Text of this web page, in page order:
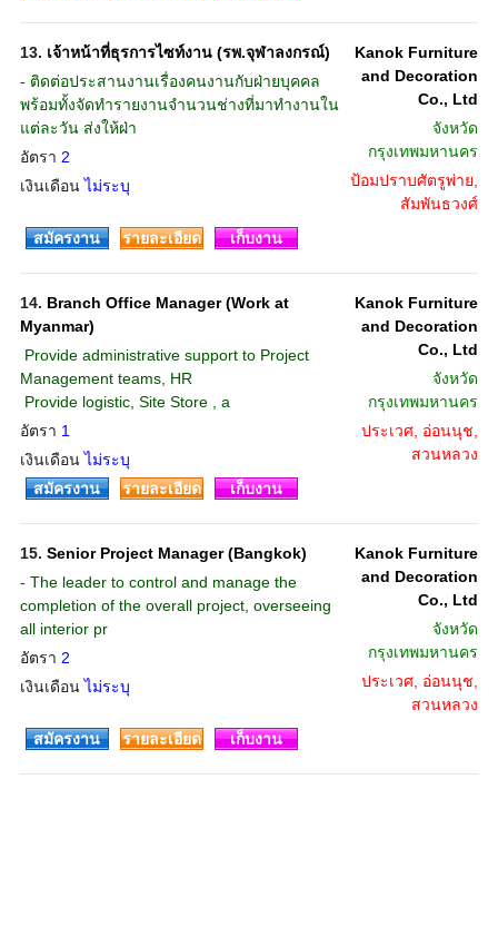
13. เจ้าหน้าที่ธุรการไซท์งาน (รพ.จุฬาลงกรณ์)
- ติดต่อประสานงานเรื่องคนงานกับฝ่ายบุคคล
พร้อมทั้งจัดทำรายงานจำนวนช่างที่มาทำงานใน
แต่ละวัน ส่งให้ฝ่า
อัตรา 2
เงินเดือนไม่ระบุ
Kanok Furniture
and Decoration
Co., Ltd
จังหวัด
กรุงเทพมหานคร
ป้อมปราบศัตรูพ่าย,
สัมพันธวงศ์
สมัครงาน
รายละเอียด เก็บงาน
14. Branch Office Manager (Work at
Myanmar)
 Provide administrative support to Project
Management teams, HR
 Provide logistic, Site Store , a
อัตรา 1
เงินเดือนไม่ระบุ
Kanok Furniture
and Decoration
Co., Ltd
จังหวัด
กรุงเทพมหานคร
ประเวศ, อ่อนนุช,
สวนหลวง
สมัครงาน
รายละเอียด เก็บงาน
15. Senior Project Manager (Bangkok)
- The leader to control and manage the
completion of the overall project, overseeing
all interior pr
อัตรา 2
เงินเดือนไม่ระบุ
Kanok Furniture
and Decoration
Co., Ltd
จังหวัด
กรุงเทพมหานคร
ประเวศ, อ่อนนุช,
สวนหลวง
สมัครงาน
รายละเอียด เก็บงาน